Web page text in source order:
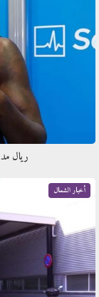
ريال
أخبار الشمال